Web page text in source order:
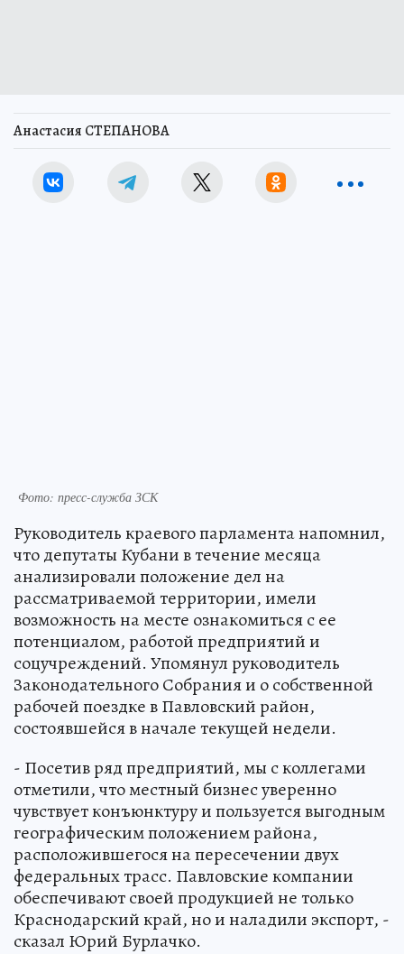
Анастасия СТЕПАНОВА
Фото: пресс-служба ЗСК
Руководитель краевого парламента напомнил,
что депутаты Кубани в течение месяца
анализировали положение дел на
рассматриваемой территории, имели
возможность на месте ознакомиться с ее
потенциалом, работой предприятий и
соцучреждений. Упомянул руководитель
Законодательного Собрания и о собственной
рабочей поездке в Павловский район,
состоявшейся в начале текущей недели.
- Посетив ряд предприятий, мы с коллегами
отметили, что местный бизнес уверенно
чувствует конъюнктуру и пользуется выгодным
географическим положением района,
расположившегося на пересечении двух
федеральных трасс. Павловские компании
обеспечивают своей продукцией не только
Краснодарский край, но и наладили экспорт, -
сказал Юрий Бурлачко.